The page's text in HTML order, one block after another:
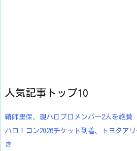
人気記事トップ10
鞘師里保、現ハロプロメンバー2人を絶賛
ハロ！コン2026チケット到着、トヨタア
き